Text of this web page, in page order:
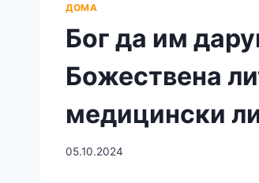
ДОМА
Бог да им
Божествена
медицински
05.10.2024